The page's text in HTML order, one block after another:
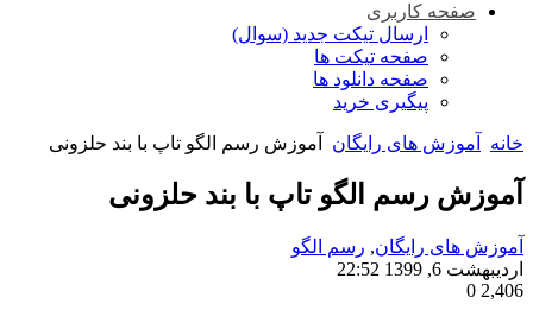
صفحه کاربری
ارسال تیکت جدید (سوال)
صفحه تیکت ها
صفحه دانلود ها
پیگیری خرید
خانه آموزش های رایگان آموزش رسم الگو تاپ با بند حلزونی
آموزش رسم الگو تاپ با بند حلزونی
آموزش های رایگان, رسم الگو
اردیبهشت 6, 1399 22:52
2,406
0